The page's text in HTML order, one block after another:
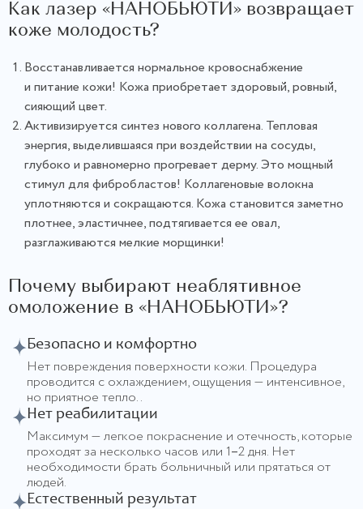
Как лазер «НАНОБЬЮТИ» возвращает
коже молодость?
Восстанавливается нормальное кровоснабжение
и питание кожи! Кожа приобретает здоровый, ровный,
сияющий цвет.
Активизируется синтез нового коллагена. Тепловая
энергия, выделившаяся при воздействии на сосуды,
глубоко и равномерно прогревает дерму. Это мощный
стимул для фибробластов! Коллагеновые волокна
уплотняются и сокращаются. Кожа становится заметно
плотнее, эластичнее, подтягивается ее овал,
разглаживаются мелкие морщинки!
Почему выбирают неаблятивное
омоложение в «НАНОБЬЮТИ»?
Безопасно и комфортно
Нет повреждения поверхности кожи. Процедура
проводится с охлаждением, ощущения — интенсивное,
но приятное тепло..
Нет реабилитации
Максимум — легкое покраснение и отечность, которые
проходят за несколько часов или 1–2 дня. Нет
необходимости брать больничный или прятаться от
людей.
Естественный результат